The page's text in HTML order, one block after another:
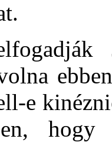
e
hogy